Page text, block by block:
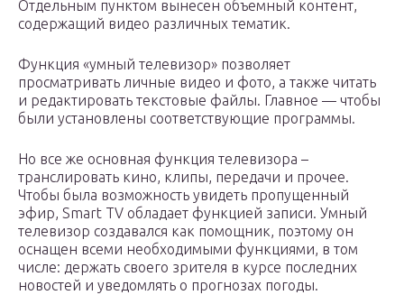
Отдельным пунктом вынесен объемный контент,
содержащий видео различных тематик.
Функция «умный телевизор» позволяет
просматривать личные видео и фото, а также читать
и редактировать текстовые файлы. Главное — чтобы
были установлены соответствующие программы.
Но все же основная функция телевизора –
транслировать кино, клипы, передачи и прочее.
Чтобы была возможность увидеть пропущенный
эфир, Smart TV обладает функцией записи. Умный
телевизор создавался как помощник, поэтому он
оснащен всеми необходимыми функциями, в том
числе: держать своего зрителя в курсе последних
новостей и уведомлять о прогнозах погоды.